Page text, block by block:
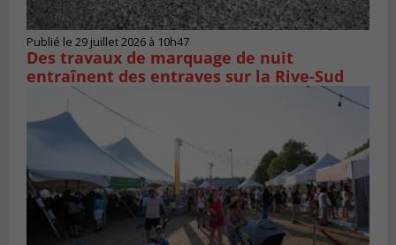
Publié le 29 juillet 2026 à 10h47
Des travaux de marquage de nuit
entraînent des entraves sur la Rive-Sud